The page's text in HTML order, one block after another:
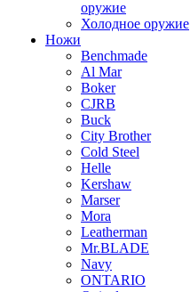
оружие
Холодное оружие
Ножи
Benchmade
Al Mar
Boker
CJRB
Buck
City Brother
Cold Steel
Helle
Kershaw
Marser
Mora
Leatherman
Mr.BLADE
Navy
ONTARIO